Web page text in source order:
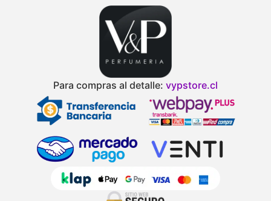
Para compras al detalle: vypstore.cl